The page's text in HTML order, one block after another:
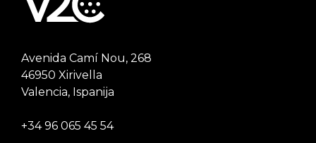
Avenida Camí Nou, 268
46950 Xirivella
Valencia, Ispanija
+34 96 065 45 54